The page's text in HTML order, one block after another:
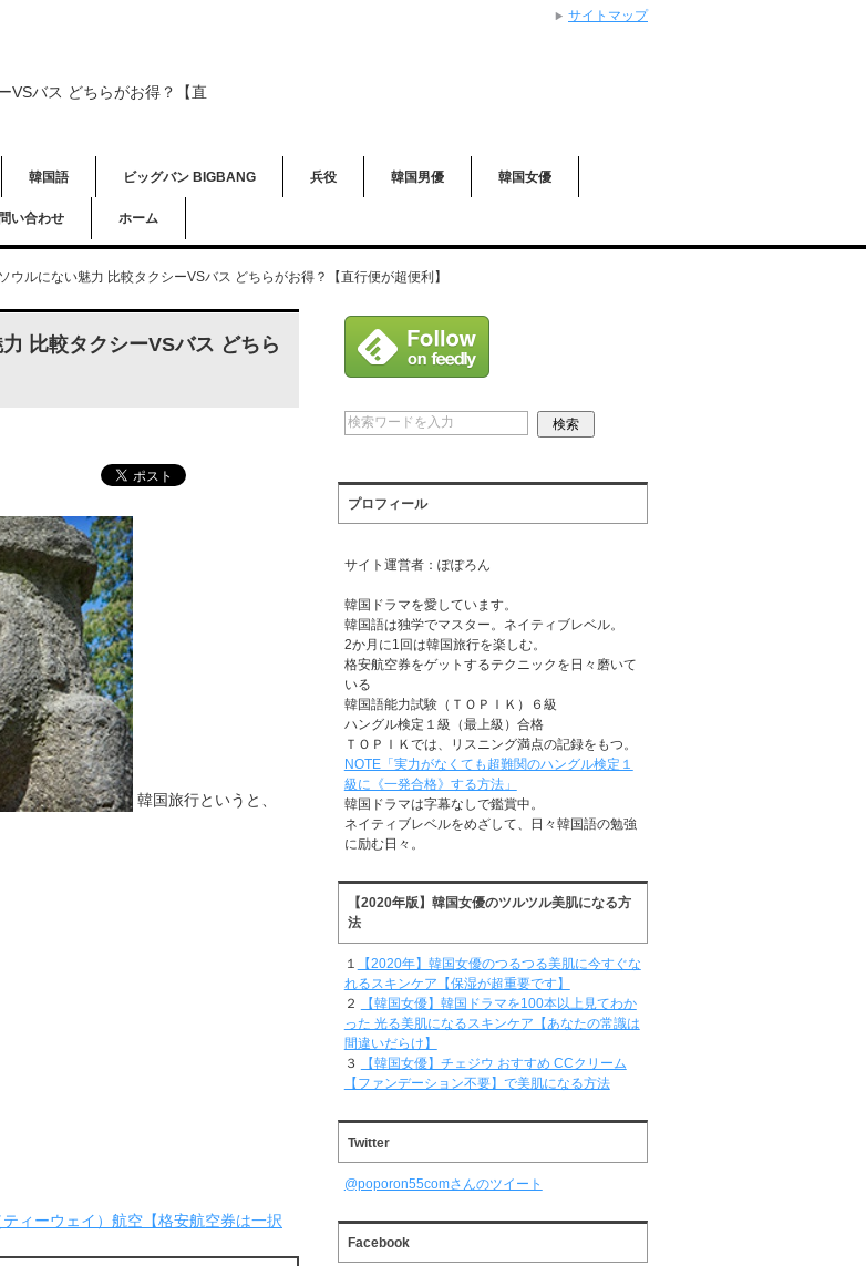
VSバス どちらがお得？【直
韓国語 ビッグバン BIGBANG 兵役 韓国男優 韓国女優
い合わせ ホーム
ウルにない魅力 比較タクシーVSバス どちらがお得？【直行便が超便利】
比較タクシーVSバス どちら
韓国旅行というと、
ィーウェイ）航空【格安航空券は一択
プロフィール
サイト運営者：ぽぽろん
韓国ドラマを愛しています。
韓国語は独学でマスター。ネイティブレベル。
2か月に1回は韓国旅行を楽しむ。
格安航空券をゲットするテクニックを日々磨いて
いる
韓国語能力試験（ＴＯＰＩＫ）６級
ハングル検定１級（最上級）合格
ＴＯＰＩＫでは、リスニング満点の記録をもつ。
NOTE「実力がなくても超難関のハングル検定１
級に《一発合格》する方法」
韓国ドラマは字幕なしで鑑賞中。
ネイティブレベルをめざして、日々韓国語の勉強
に励む日々。
【2020年版】韓国女優のツルツル美肌になる方
法
１
【2020年】韓国女優のつるつる美肌に今すぐな
れるスキンケア【保湿が超重要です】
２
【韓国女優】韓国ドラマを100本以上見てわか
った 光る美肌になるスキンケア【あなたの常識は
間違いだらけ】
３
【韓国女優】チェジウ おすすめ CCクリーム
【ファンデーション不要】で美肌になる方法
Twitter
@poporon55comさんのツイート
Facebook
サイトマップ